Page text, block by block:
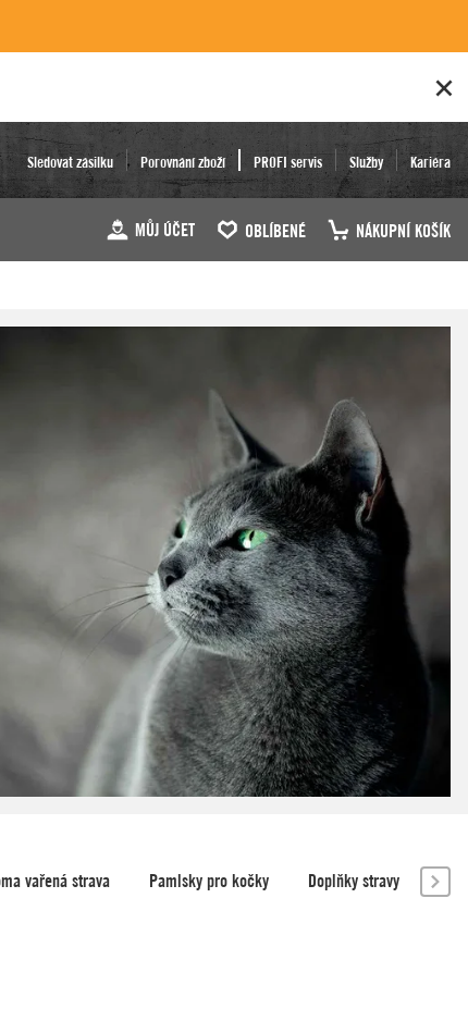
Sledovat zásilku Porovnání zboží PROFI servis Služby Kariéra
MŮJ ÚČET OBLÍBENÉ NÁKUPNÍ KOŠÍK